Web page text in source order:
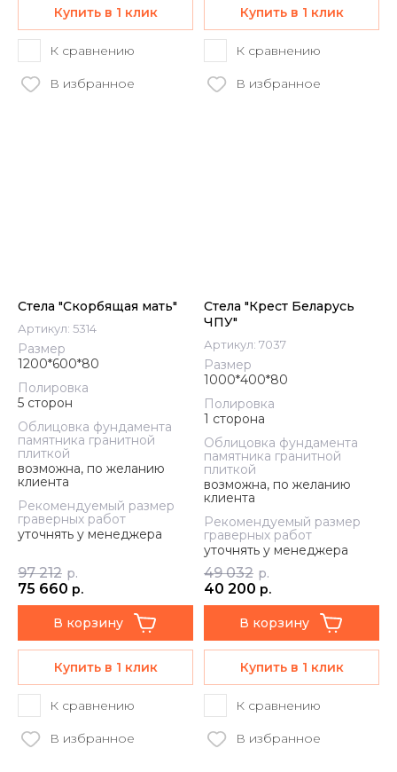
Купить в 1 клик
К сравнению
В избранное
Купить в 1 клик
К сравнению
В избранное
Стела "Скорбящая мать"
Артикул: 5314
Размер
1200*600*80
Полировка
5 сторон
Облицовка фундамента
памятника гранитной
плиткой
возможна, по желанию
клиента
Рекомендуемый размер
граверных работ
уточнять у менеджера
97 212 р.
75 660 р.
В корзину
Купить в 1 клик
К сравнению
В избранное
Стела "Крест Беларусь
ЧПУ"
Артикул: 7037
Размер
1000*400*80
Полировка
1 сторона
Облицовка фундамента
памятника гранитной
плиткой
возможна, по желанию
клиента
Рекомендуемый размер
граверных работ
уточнять у менеджера
49 032 р.
40 200 р.
В корзину
Купить в 1 клик
К сравнению
В избранное